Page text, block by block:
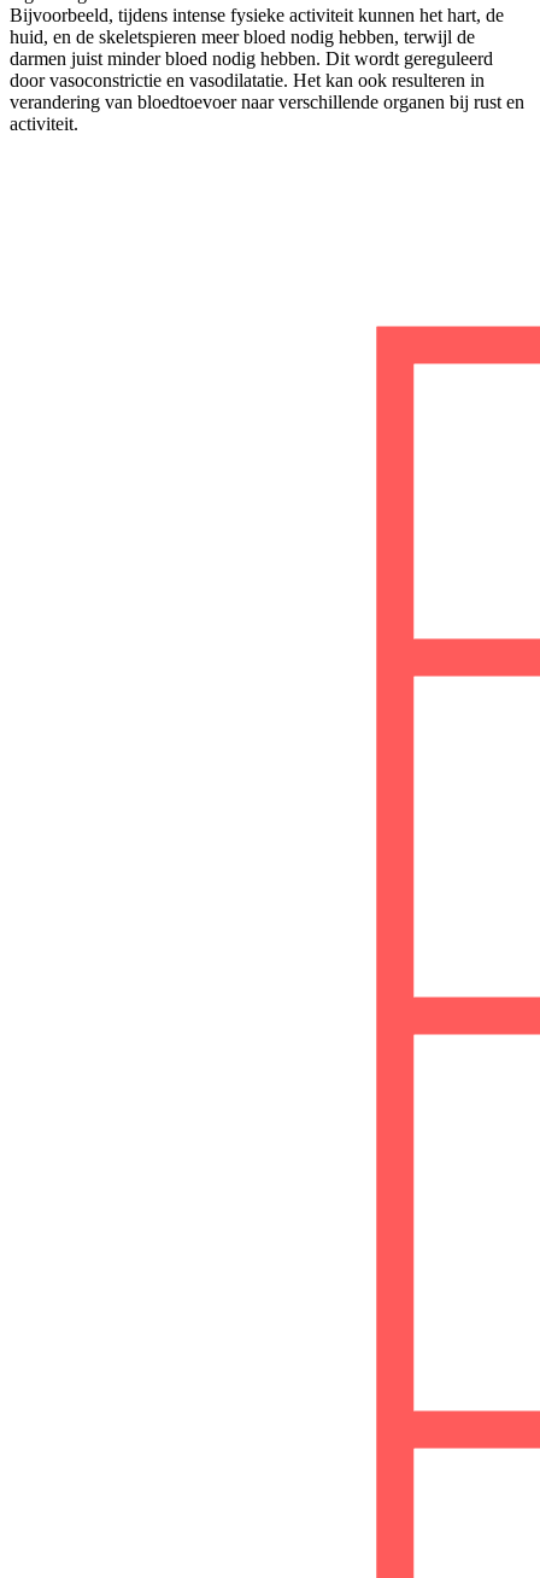
Bijvoorbeeld, tijdens intense fysieke activiteit kunnen het hart, de
huid, en de skeletspieren meer bloed nodig hebben, terwijl de
darmen juist minder bloed nodig hebben. Dit wordt gereguleerd
door vasoconstrictie en vasodilatatie. Het kan ook resulteren in
verandering van bloedtoevoer naar verschillende organen bij rust en
activiteit.